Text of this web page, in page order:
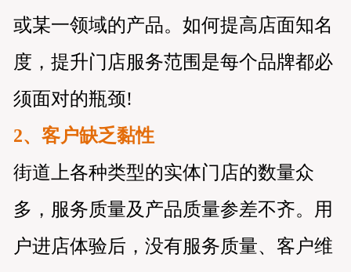
或某一领域的产品。如何提高店面知名
度，提升门店服务范围是每个品牌都必
须面对的瓶颈!
2、客户缺乏黏性
街道上各种类型的实体门店的数量众
多，服务质量及产品质量参差不齐。用
户进店体验后，没有服务质量、客户维